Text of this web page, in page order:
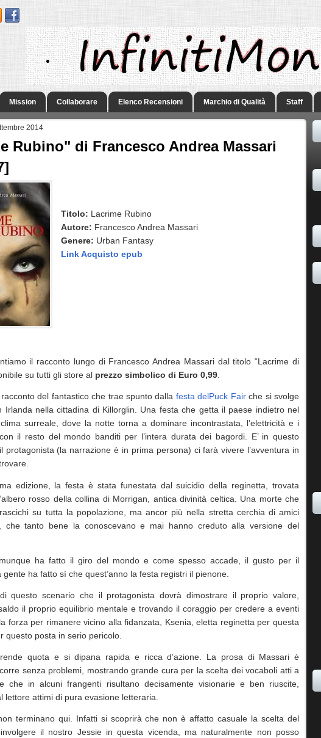
.
Mission Collaborare Elenco Recensioni Marchio di Qualità Staff
2014
Rubino" di Francesco Andrea Massari
Titolo: Lacrime Rubino
Autore: Francesco Andrea Massari
Genere: Urban Fantasy
Link Acquisto epub
il racconto lungo di Francesco Andrea Massari dal titolo “Lacrime di
su tutti gli store al prezzo simbolico di Euro 0,99
del fantastico che trae spunto dalla festa delPuck Fairche si svolge
Irlanda nella cittadina di Killorglin. Una festa che getta il paese indietro nel
surreale, dove la notte torna a dominare incontrastata, l’elettricità e i
il resto del mondo banditi per l’intera durata dei bagordi. E’ in questo
protagonista (la narrazione è in prima persona) ci farà vivere l’avventura in
edizione, la festa è stata funestata dal suicidio della reginetta, trovata
rosso della collina di Morrigan, antica divinità celtica. Una morte che
su tutta la popolazione, ma ancor più nella stretta cerchia di amici
che tanto bene la conoscevano e mai hanno creduto alla versione del
ha fatto il giro del mondo e come spesso accade, il gusto per il
gente ha fatto sì che quest’anno la festa registri il pienone.
di questo scenario che il protagonista dovrà dimostrare il proprio valore,
il proprio equilibrio mentale e trovando il coraggio per credere a eventi
forza per rimanere vicino alla fidanzata, Ksenia, eletta reginetta per questa
questo posta in serio pericolo.
quota e si dipana rapida e ricca d’azione. La prosa di Massari è
senza problemi, mostrando grande cura per la scelta dei vocaboli atti a
che in alcuni frangenti risultano decisamente visionarie e ben riuscite,
lettore attimi di pura evasione letteraria.
terminano qui. Infatti si scoprirà che non è affatto casuale la scelta del
il nostro Jessie in questa vicenda, ma naturalmente non posso